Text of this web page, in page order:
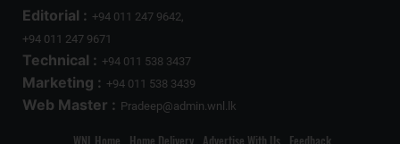
Editorial : +94 011 247 9642,
+94 011 247 9671
Technical : +94 011 538 3437
Marketing : +94 011 538 3439
Web Master : Pradeep@admin.wnl.lk